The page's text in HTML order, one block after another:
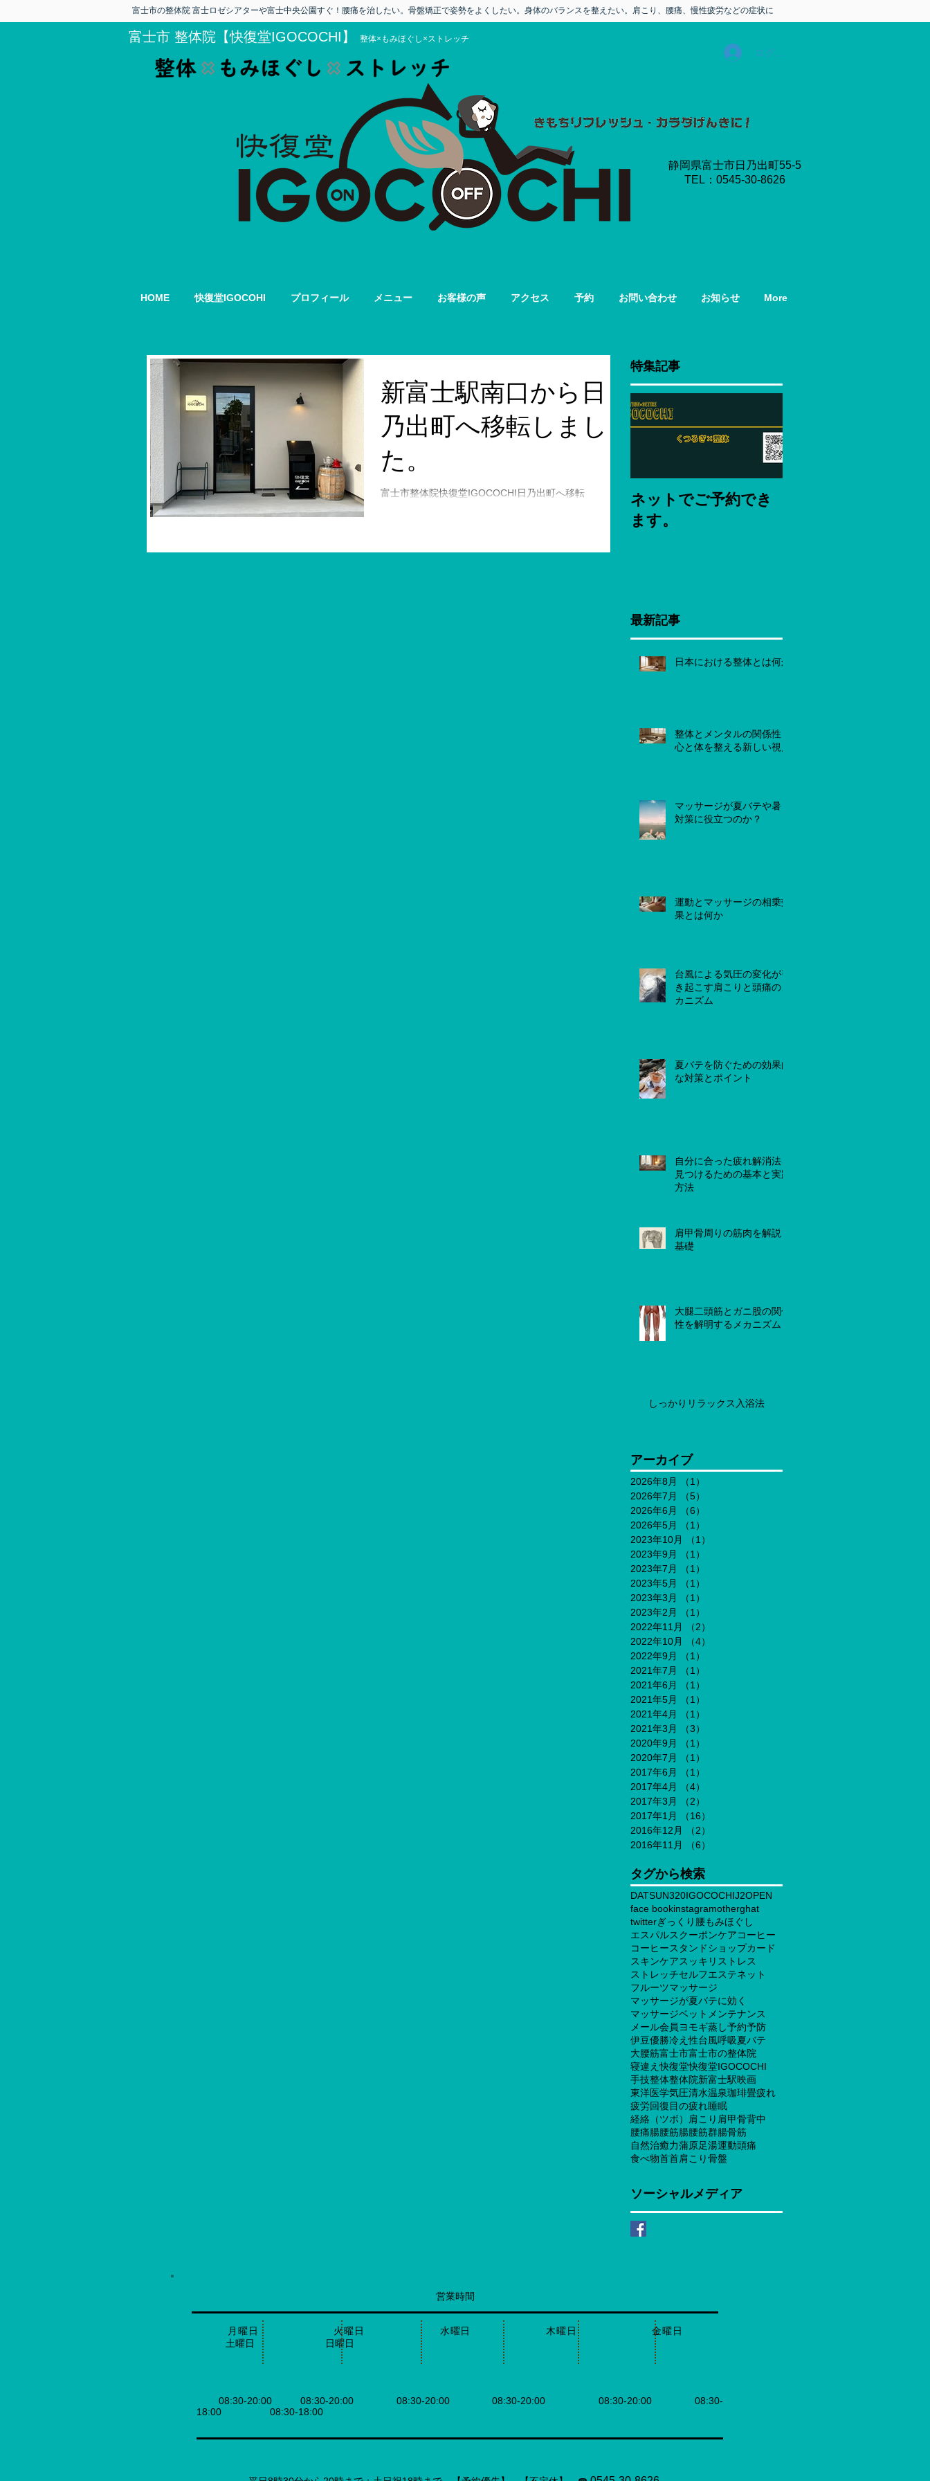
富士市の整体院 富士ロゼシアターや富士中央公園すぐ！ ​腰痛を治したい。骨盤矯正で姿勢をよくしたい。身体のバランスを整えたい。肩こり、腰痛、慢性疲労などの症状に
富士市 整体院【快復堂IGOCOCHI】 整体×もみほぐし×ストレッチ
ログイン
静岡県富士市日乃出町55-5
​TEL：0545-30-8626
HOME 快復堂IGOCOHI プロフィール メニュー お客様の声 アクセス 予約 お問い合わせ お知らせ More
新富士駅南口から日
乃出町へ移転しまし
た。
富士市整体院快復堂IGOCOCHI日乃出町へ移転
特集記事
ネットでご予約でき
ます。
最新記事
日本における整体とは何か
整体とメンタルの関係性
心と体を整える新しい視点
マッサージが夏バテや暑さ
対策に役立つのか？
運動とマッサージの相乗効
果とは何か
台風による気圧の変化が引
き起こす肩こりと頭痛のメ
カニズム
夏バテを防ぐための効果的
な対策とポイント
自分に合った疲れ解消法を
見つけるための基本と実践
方法
肩甲骨周りの筋肉を解説
基礎
大腿二頭筋とガニ股の関係
性を解明するメカニズム
しっかりリラックス入浴法
アーカイブ
2026年8月 （1）
2026年7月
（5）
2026年6月
（6）
2026年5月
（1）
2023年10月
（1）
2023年9月
（1）
2023年7月
（1）
2023年5月
（1）
2023年3月
（1）
2023年2月
（1）
2022年11月
（2）
2022年10月
（4）
2022年9月
（1）
2021年7月
（1）
2021年6月
（1）
2021年5月
（1）
2021年4月
（1）
2021年3月
（3）
2020年9月
（1）
2020年7月
（1）
2017年6月
（1）
2017年4月
（4）
2017年3月
（2）
2017年1月
（16）
2016年12月
（2）
2016年11月
（6）
タグから検索
DATSUN320IGOCOCHIJ2OPEN
face bookinstagramotherghat
twitterぎっくり腰もみほぐし
エスパルスクーポンケアコーヒー
コーヒースタンドショップカード
スキンケアスッキリ ストレス
ストレッチセルフエステネット
フルーツマッサージ
マッサージが夏バテに効く
マッサージベット メンテナンス
メール会員 ヨモギ蒸し予約予防
伊豆優勝冷え性台風呼吸夏バテ
大腰筋富士市富士市の整体院
寝違え 快復堂快復堂IGOCOCHI
手技整体整体院新富士駅映画
東洋医学気圧清水温泉珈琲畳疲れ
疲労回復目の疲れ睡眠
経絡（ツボ）
肩こり 肩甲骨背中
腰痛腸腰筋腸腰筋群腸骨筋
自然治癒力蒲原足湯運動頭痛
食べ物首首肩こり骨盤
ソーシャルメディア
営業時間
​ 月曜日 火曜日 水曜日 木曜日 金曜日
土曜日 日曜日
​ 08:30-20:00 08:30-20:00 08:30-20:00 08:30-20:00 08:30-20:00 08:30-
18:00 08:30-18:00